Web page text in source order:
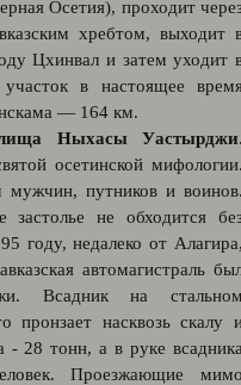
Осетия), проходит
хребтом, выходит
Цхинвал и затем уходит
в настоящее
— 164 км.
Ныхасы Уастырджи
осетинской
мужчин, путников и
не обходится
году, недалеко от
автомагистраль
Всадник на
пронзает насквозь скалу
- 28 тонн, а в руке
Проезжающие